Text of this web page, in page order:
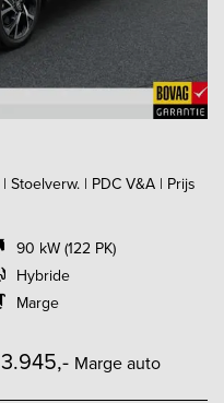
Stoelverw. | PDC V&A | Prijs
90 kW (122 PK)
Hybride
Marge
Marge auto